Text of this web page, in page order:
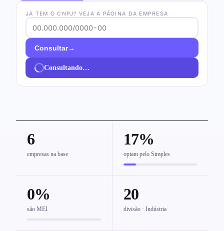
JÁ TEM O CNPJ? VEJA A PÁGINA DA EMPRESA
Consultar→
Consultando…
6
empresas na base
17%
optam pelo Simples
0%
são MEI
20
divisão · Indústria